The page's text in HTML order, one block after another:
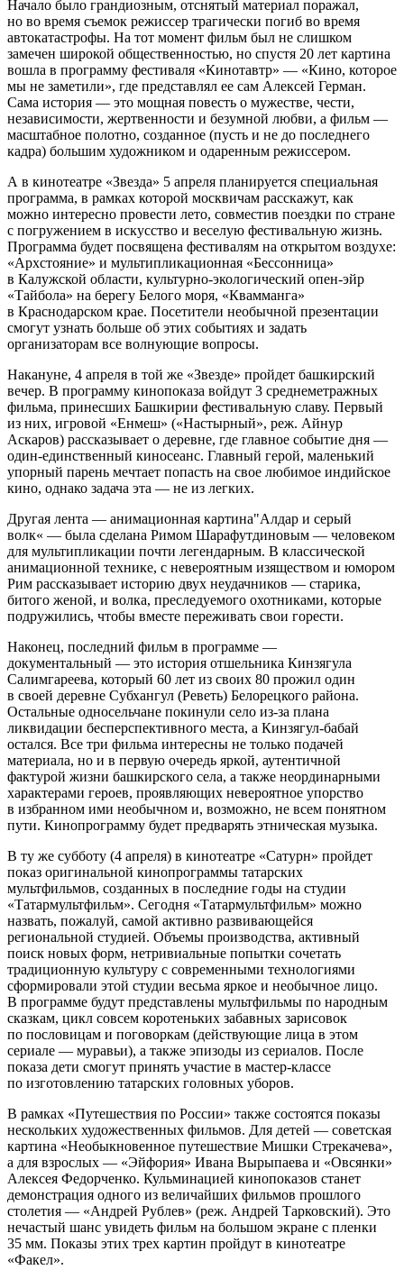
Начало было грандиозным, отснятый материал поражал,
но во время съемок режиссер трагически погиб во время
автокатастрофы. На тот момент фильм был не слишком
замечен широкой общественностью, но спустя 20 лет картина
вошла в программу фестиваля «Кинотавтр» — «Кино, которое
мы не заметили», где представлял ее сам Алексей Герман.
Сама история — это мощная повесть о мужестве, чести,
независимости, жертвенности и безумной любви, а фильм —
масштабное полотно, созданное (пусть и не до последнего
кадра) большим художником и одаренным режиссером.
А в кинотеатре «Звезда» 5 апреля планируется специальная
программа, в рамках которой москвичам расскажут, как
можно интересно провести лето, совместив поездки по стране
с погружением в искусство и веселую фестивальную жизнь.
Программа будет посвящена фестивалям на открытом воздухе:
«Архстояние» и мультипликационная «Бессонница»
в Калужской области, культурно-экологический опен-эйр
«Тайбола» на берегу Белого моря, «Квамманга»
в Краснодарском крае. Посетители необычной презентации
смогут узнать больше об этих событиях и задать
организаторам все волнующие вопросы.
Накануне, 4 апреля в той же «Звезде» пройдет башкирский
вечер. В программу кинопоказа войдут 3 среднеметражных
фильма, принесших Башкирии фестивальную славу. Первый
из них, игровой «Енмеш» («Настырный», реж. Айнур
Аскаров) рассказывает о деревне, где главное событие дня —
один-единственный киносеанс. Главный герой, маленький
упорный парень мечтает попасть на свое любимое индийское
кино, однако задача эта — не из легких.
Другая лента — анимационная картина"Алдар и серый
волк« — была сделана Римом Шарафутдиновым — человеком
для мультипликации почти легендарным. В классической
анимационной технике, с невероятным изяществом и юмором
Рим рассказывает историю двух неудачников — старика,
битого женой, и волка, преследуемого охотниками, которые
подружились, чтобы вместе переживать свои горести.
Наконец, последний фильм в программе —
документальный — это история отшельника Кинзягула
Салимгареева, который 60 лет из своих 80 прожил один
в своей деревне Субхангул (Реветь) Белорецкого района.
Остальные односельчане покинули село из-за плана
ликвидации бесперспективного места, а Кинзягул-бабай
остался. Все три фильма интересны не только подачей
материала, но и в первую очередь яркой, аутентичной
фактурой жизни башкирского села, а также неординарными
характерами героев, проявляющих невероятное упорство
в избранном ими необычном и, возможно, не всем понятном
пути. Кинопрограмму будет предварять этническая музыка.
В ту же субботу (4 апреля) в кинотеатре «Сатурн» пройдет
показ оригинальной кинопрограммы татарских
мультфильмов, созданных в последние годы на студии
«Татармультфильм». Сегодня «Татармультфильм» можно
назвать, пожалуй, самой активно развивающейся
региональной студией. Объемы производства, активный
поиск новых форм, нетривиальные попытки сочетать
традиционную культуру с современными технологиями
сформировали этой студии весьма яркое и необычное лицо.
В программе будут представлены мультфильмы по народным
сказкам, цикл совсем коротеньких забавных зарисовок
по пословицам и поговоркам (действующие лица в этом
сериале — муравьи), а также эпизоды из сериалов. После
показа дети смогут принять участие в мастер-классе
по изготовлению татарских головных уборов.
В рамках «Путешествия по России» также состоятся показы
нескольких художественных фильмов. Для детей — советская
картина «Необыкновенное путешествие Мишки Стрекачева»,
а для взрослых — «Эйфория» Ивана Вырыпаева и «Овсянки»
Алексея Федорченко. Кульминацией кинопоказов станет
демонстрация одного из величайших фильмов прошлого
столетия — «Андрей Рублев» (реж. Андрей Тарковский). Это
нечастый шанс увидеть фильм на большом экране с пленки
35 мм. Показы этих трех картин пройдут в кинотеатре
«Факел».